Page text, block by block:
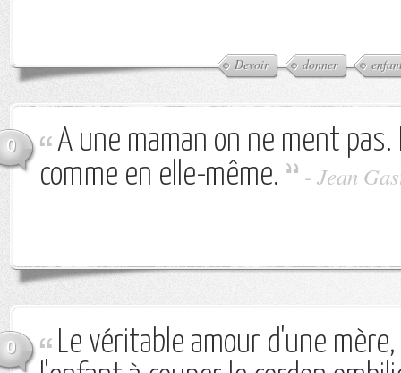
Devoir donner
0
A une maman on ne ment
comme en elle-même.
- Jean
0
Le véritable amour d'une